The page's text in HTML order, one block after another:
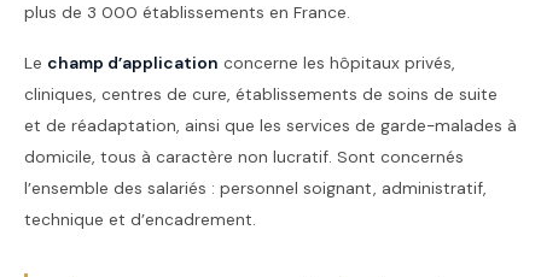
plus de 3 000 établissements en France.
Le champ d’application concerne les hôpitaux privés,
cliniques, centres de cure, établissements de soins de suite
et de réadaptation, ainsi que les services de garde-malades à
domicile, tous à caractère non lucratif. Sont concernés
l’ensemble des salariés : personnel soignant, administratif,
technique et d’encadrement.